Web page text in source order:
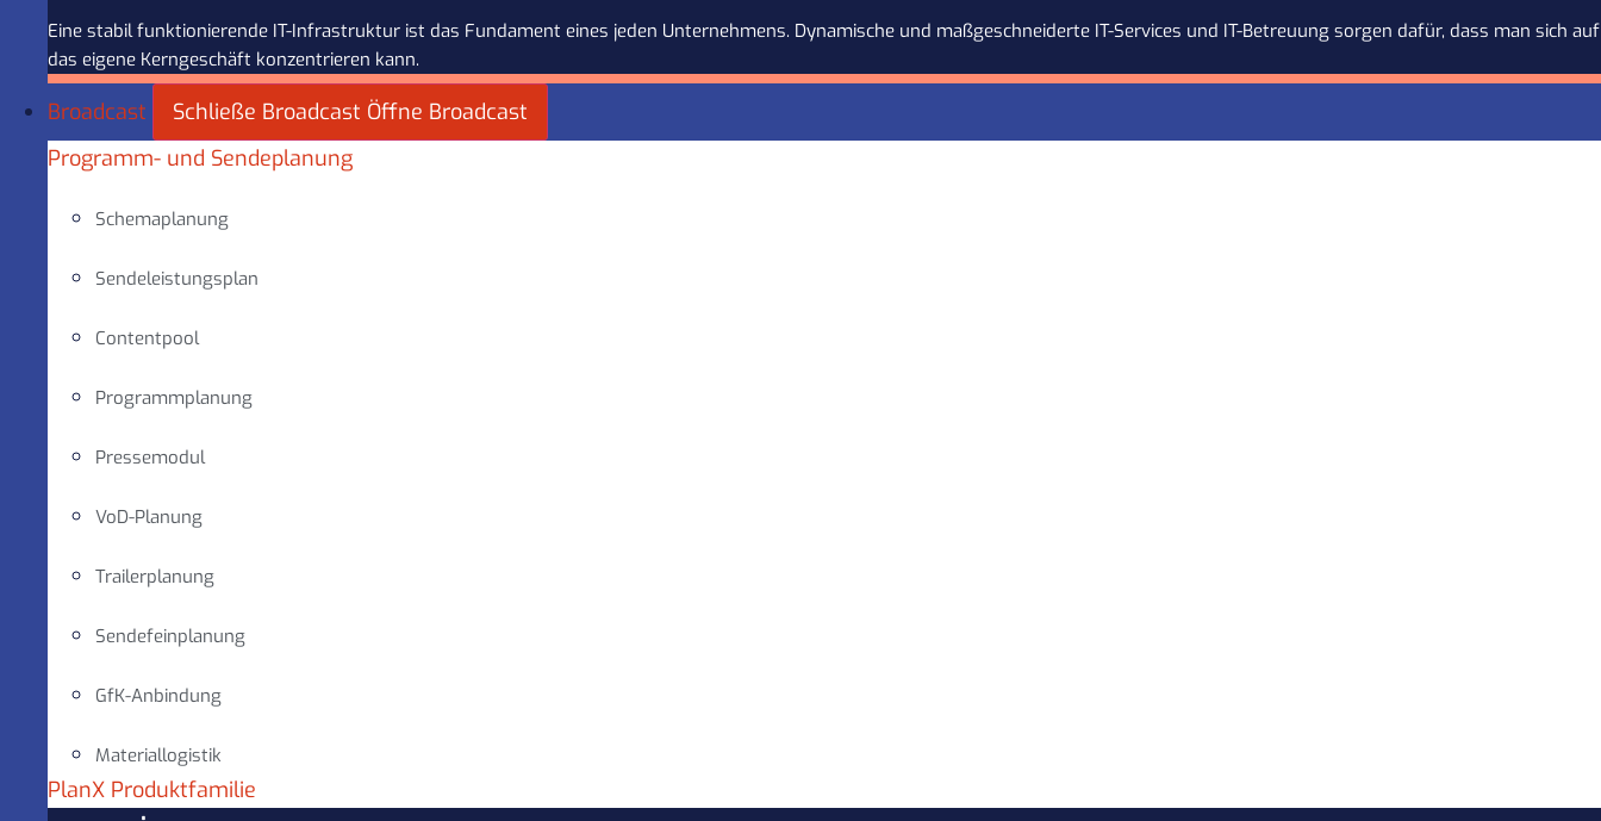
Eine stabil funktionierende IT-Infrastruktur ist das Fundament eines jeden Unternehmens. Dynamische und maßgeschneiderte IT-Services und IT-Betreuung sorgen dafür, dass man sich auf
das eigene Kerngeschäft konzentrieren kann.
Broadcast Schließe Broadcast Öffne Broadcast
Programm- und Sendeplanung
Schemaplanung
Sendeleistungsplan
Contentpool
Programmplanung
Pressemodul
VoD-Planung
Trailerplanung
Sendefeinplanung
GfK-Anbindung
Materiallogistik
PlanX Produktfamilie